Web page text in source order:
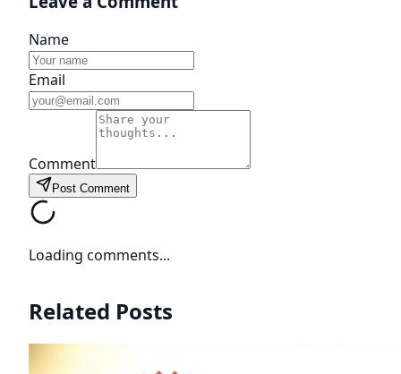
Name
Email
Comment
Post Comment
Loading comments...
Related Posts